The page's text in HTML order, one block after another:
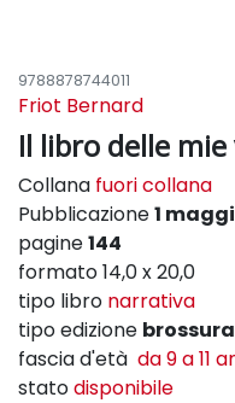
9788878744011
Friot Bernard
Il libro delle
Collana fuori collana
Pubblicazione1
pagine144
formato 14,0 x 20,0
tipo libro narrativa
tipo edizione brossura
fascia d'età da 9 a 11
statodisponibile